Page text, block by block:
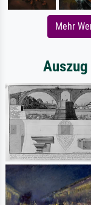
Mehr